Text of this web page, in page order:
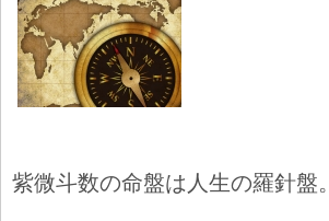
紫微斗数の命盤は人生の羅針盤。